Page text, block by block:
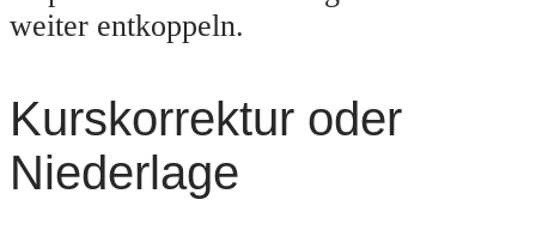
weiter entkoppeln.
Kurskorrektur oder
Niederlage